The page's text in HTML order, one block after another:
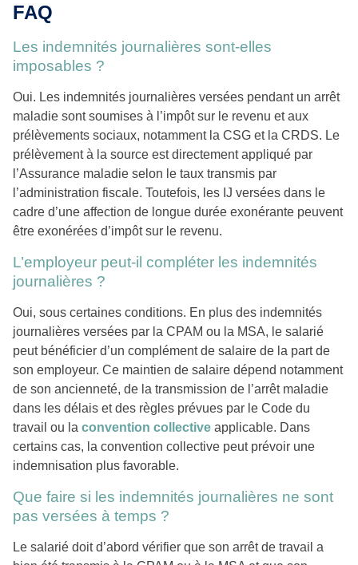
FAQ
Les indemnités journalières sont-elles
imposables ?
Oui. Les indemnités journalières versées pendant un arrêt
maladie sont soumises à l’impôt sur le revenu et aux
prélèvements sociaux, notamment la CSG et la CRDS. Le
prélèvement à la source est directement appliqué par
l’Assurance maladie selon le taux transmis par
l’administration fiscale. Toutefois, les IJ versées dans le
cadre d’une affection de longue durée exonérante peuvent
être exonérées d’impôt sur le revenu.
L’employeur peut-il compléter les indemnités
journalières ?
Oui, sous certaines conditions. En plus des indemnités
journalières versées par la CPAM ou la MSA, le salarié
peut bénéficier d’un complément de salaire de la part de
son employeur. Ce maintien de salaire dépend notamment
de son ancienneté, de la transmission de l’arrêt maladie
dans les délais et des règles prévues par le Code du
travail ou la convention collective applicable. Dans
certains cas, la convention collective peut prévoir une
indemnisation plus favorable.
Que faire si les indemnités journalières ne sont
pas versées à temps ?
Le salarié doit d’abord vérifier que son arrêt de travail a